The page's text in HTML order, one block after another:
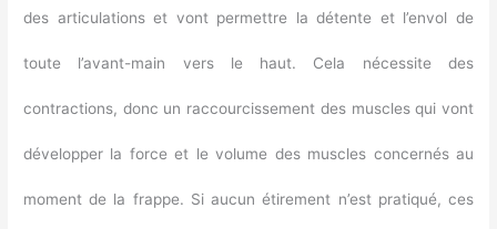
des articulations et vont permettre la détente et l’envol de
toute l’avant-main vers le haut. Cela nécessite des
contractions, donc un raccourcissement des muscles qui vont
développer la force et le volume des muscles concernés au
moment de la frappe. Si aucun étirement n’est pratiqué, ces